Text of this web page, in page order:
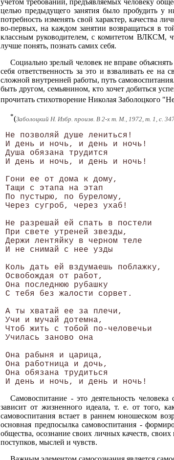
учетом требований, предъявляемых человеку
целью предыдущего занятия было пробудить у
потребность изменять свой характер, качества
во-первых, на каждом занятии возвращаться в
классным руководителем, с комитетом ВЛКСМ,
лучше понять, познать самих себя.
Социально зрелый человек не вправе
себя ответственность за это и взваливать ее
сложной внутренней работы, путь
быть другом, семьянином, кто хочет добиться
прочитать стихотворение Николая Заболоцкого
*(Заболоцкий Н. Избр. произв. В 2-х т. М., 1972, т. 1, с.
Не позволяй душе лениться!
И день и ночь, и день и ночь!
Душа обязана трудится
И день и ночь, и день и ночь!
Гони ее от дома к дому,
Тащи с этапа на этап
По пустырю, по бурелому,
Через сугроб, через ухаб!
Не разрешай ей спать в постели
При свете утреней звезды,
Держи лентяйку в черном теле
И не снимай с нее узды
Коль дать ей вздумаешь поблажку,
Освобождая от работ,
Она последнюю рубашку
С тебя без жалости сорвет.
А ты хватай ее за плечи,
Учи и мучай дотемна,
Чтоб жить с тобой по-человечьи
Училась заново она
Она рабыня и царица,
Она работница и дочь,
Она обязана трудиться
Самовоспитание - это деятельность
зависит от жизненного идеала, т. е. от того,
самовоспитания встает в раннем юношеском
основная предпосылка самовоспитания -
общества, осознание своих личных качеств,
поступков, мыслей и чувств.